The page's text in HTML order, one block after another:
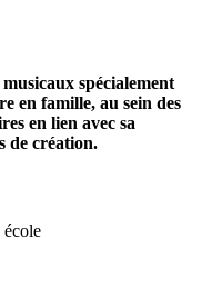
spécialement
en famille, au sein des
en lien avec sa
de création.